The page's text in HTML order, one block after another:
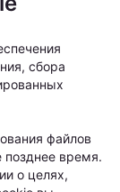
сбора
файлов
позднее время.
о целях,